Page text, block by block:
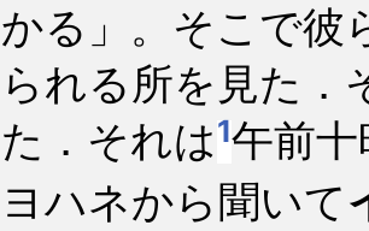
かる」。そこで彼
られる所を見た．
た．それは1午前
ヨハネから聞いて